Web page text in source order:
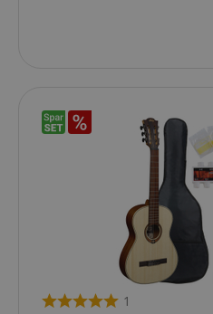
1